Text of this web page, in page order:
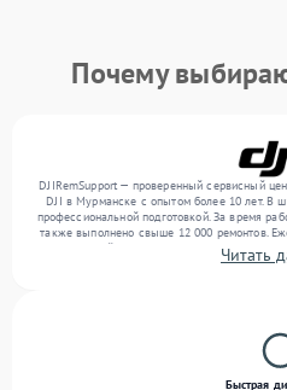
Почему
DJIRemSupport — проверенный сервисный
DJI в Мурманске с опытом более 10 лет. В
профессиональной подготовкой. За время
также выполнено свыше 12 000 ремонтов.
от 300 устройств, включая , , . Мы
обеспечиваем надежныйЧитать
Быстрая